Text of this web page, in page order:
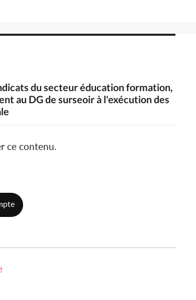
du secteur éducation formation,
au DG de surseoir à l'exécution des
ce contenu.